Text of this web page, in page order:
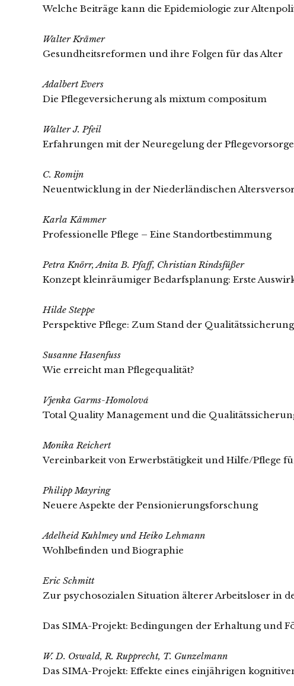
Welche Beiträge kann die Epidemiologie zur
Walter Krämer
Gesundheitsreformen und ihre Folgen für das Alter
Adalbert Evers
Die Pflegeversicherung als mixtum compositum
Walter J. Pfeil
Erfahrungen mit der Neuregelung der
C. Romijn
Neuentwicklung in der Niederländischen
Karla Kämmer
Professionelle Pflege – Eine Standortbestimmung
Petra Knörr, Anita B. Pfaff, Christian Rindsfüßer
Konzept kleinräumiger Bedarfsplanung: Erste
Hilde Steppe
Perspektive Pflege: Zum Stand der
Susanne Hasenfuss
Wie erreicht man Pflegequalität?
Vjenka Garms-Homolová
Total Quality Management und die
Monika Reichert
Vereinbarkeit von Erwerbstätigkeit und Hilfe/Pflege
Philipp Mayring
Neuere Aspekte der Pensionierungsforschung
Adelheid Kuhlmey und Heiko Lehmann
Wohlbefinden und Biographie
Eric Schmitt
Zur psychosozialen Situation älterer Arbeitsloser in
Das SIMA-Projekt: Bedingungen der Erhaltung und
W. D. Oswald, R. Rupprecht, T. Gunzelmann
Das SIMA-Projekt: Effekte eines einjährigen